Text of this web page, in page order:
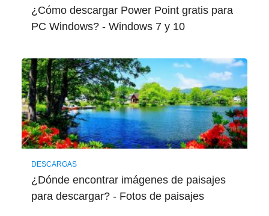
¿Cómo descargar Power Point gratis para
PC Windows? - Windows 7 y 10
DESCARGAS
¿Dónde encontrar imágenes de paisajes
para descargar? - Fotos de paisajes